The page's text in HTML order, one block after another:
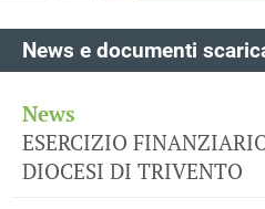
News e documenti
News
ESERCIZIO
DIOCESI DI TRIVENTO